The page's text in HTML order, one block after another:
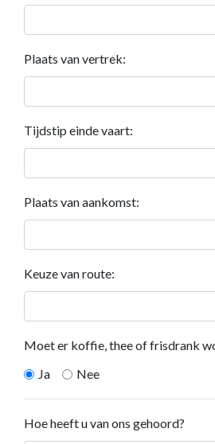
Plaats van vertrek:
Tijdstip einde vaart:
Plaats van aankomst:
Keuze van route:
Moet er koffie, thee of frisdrank
Ja
Nee
Hoe heeft u van ons gehoord?